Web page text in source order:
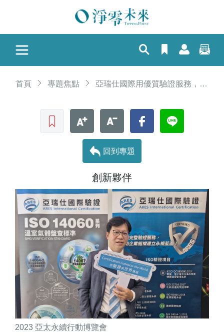
首頁 專題焦點 亞瑞仕國際用優質驗證服務，強化台商鏈結國際永續競爭
收藏文章 文字加大 文字縮小 Facebook
回到專題
創新夥伴
2023 亞太永續行動博覽會